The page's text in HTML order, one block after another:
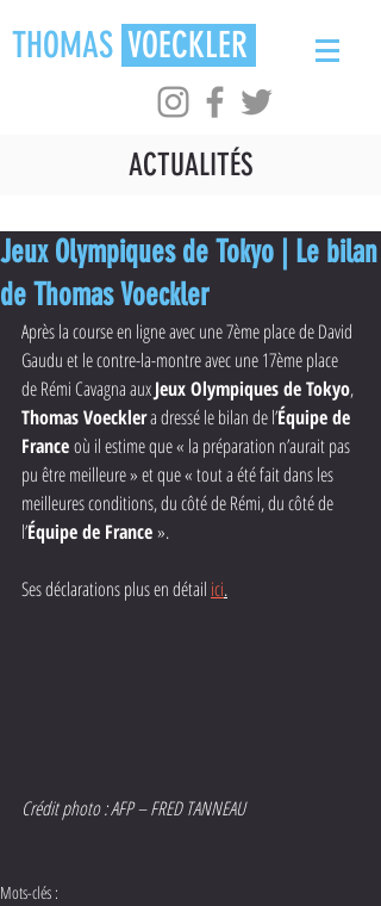
THOMAS VOECKLER
ACTUALITÉS
Jeux Olympiques de Tokyo | Le bilan
de Thomas Voeckler
Après la course en ligne avec une 7ème place de David
Gaudu et le contre-la-montre avec une 17ème place
de Rémi Cavagna aux Jeux Olympiques de Tokyo,
Thomas Voeckler a dressé le bilan de l’Équipe de
France où il estime que « la préparation n’aurait pas
pu être meilleure » et que « tout a été fait dans les
meilleures conditions, du côté de Rémi, du côté de
l’Équipe de France ».
Ses déclarations plus en détail ici.
Crédit photo : AFP – FRED TANNEAU
Mots-clés :